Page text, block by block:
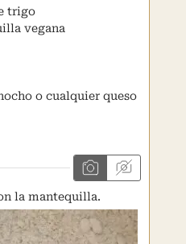
trigo
vegana
o cualquier queso
la mantequilla.